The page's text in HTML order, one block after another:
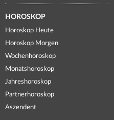
HOROSKOP
Horoskop Heute
Horoskop Morgen
Wochenhoroskop
Monatshoroskop
Jahreshoroskop
Partnerhoroskop
Aszendent